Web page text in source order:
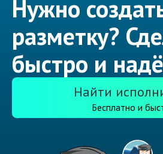
Нужно
разметку?
быстро и
Найти
Бесплатно и